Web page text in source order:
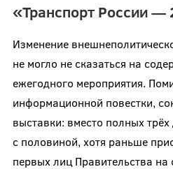
«Транспорт России —
Изменение
не могло не сказаться на
ежегодного мероприятия.
информационной повестки,
выставки: вместо полных
с половиной, хотя раньше
первых лиц Правительства